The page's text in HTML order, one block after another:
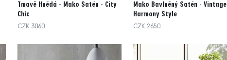
Tmavě Hnědá - Mako Satén - City
Chic
CZK 3060
Mako Bavlněný Satén - Vintage
Harmony Style
CZK 2650